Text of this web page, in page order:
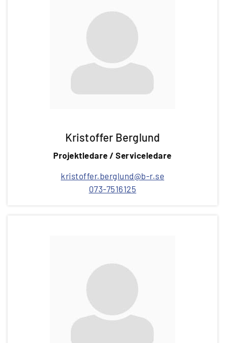
Kristoffer Berglund
Projektledare / Serviceledare
kristoffer.berglund@b-r.se
073-7516125